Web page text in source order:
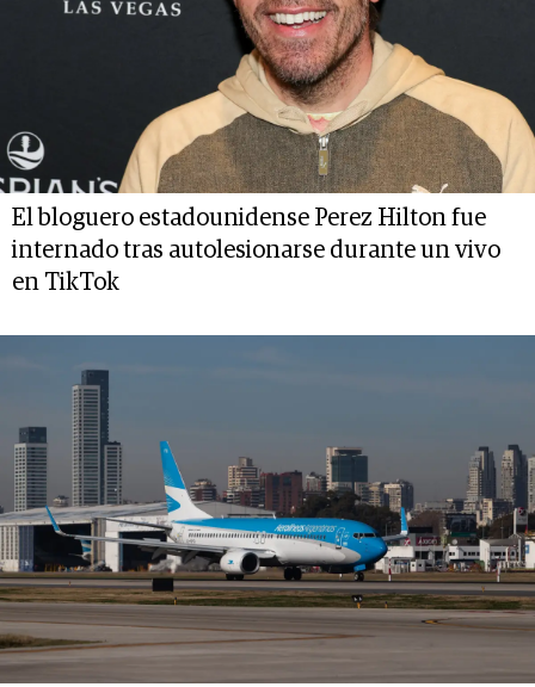
El bloguero estadounidense Perez Hilton fue
internado tras autolesionarse durante un vivo
en TikTok